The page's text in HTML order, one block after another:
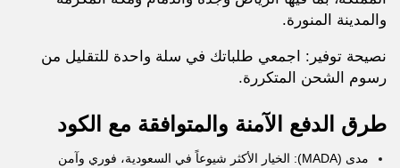
والمدينة المنورة.
نصيحة توفير: اجمعي طلباتك في سلة واحدة للتقليل من
رسوم الشحن المتكررة.
طرق الدفع الآمنة والمتوافقة مع الكود
مدى (MADA): الخيار الأكثر شيوعاً في السعودية، فوري وآمن